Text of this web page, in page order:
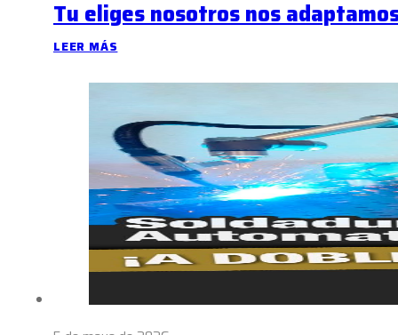
Tu eliges nosotros nos
LEER MÁS